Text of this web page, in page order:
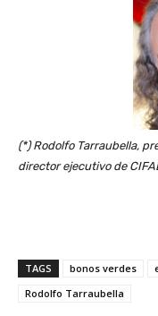
(*) Rodolfo Tarraubella,
director ejecutivo de
TAGS bonos verdes
Rodolfo Tarraubella